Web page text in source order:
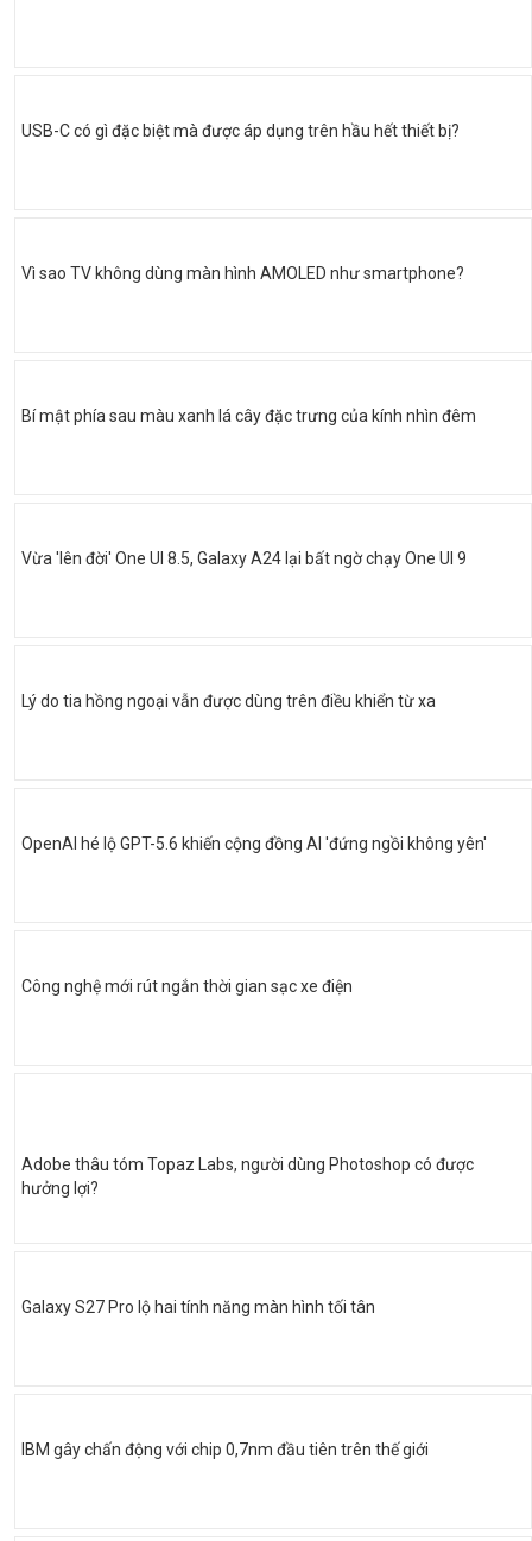
USB-C có gì đặc biệt mà được áp dụng trên hầu hết thiết bị?
Vì sao TV không dùng màn hình AMOLED như smartphone?
Bí mật phía sau màu xanh lá cây đặc trưng của kính nhìn đêm
Vừa 'lên đời' One UI 8.5, Galaxy A24 lại bất ngờ chạy One UI 9
Lý do tia hồng ngoại vẫn được dùng trên điều khiển từ xa
OpenAI hé lộ GPT-5.6 khiến cộng đồng AI 'đứng ngồi không yên'
Công nghệ mới rút ngắn thời gian sạc xe điện
Adobe thâu tóm Topaz Labs, người dùng Photoshop có được
hưởng lợi?
Galaxy S27 Pro lộ hai tính năng màn hình tối tân
IBM gây chấn động với chip 0,7nm đầu tiên trên thế giới